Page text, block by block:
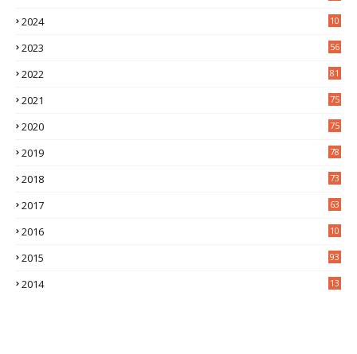
2024
10
2023 56
2022 81
2021 75
2020 75
2019 78
2018 73
2017 63
2016
10
2015 93
2014
13